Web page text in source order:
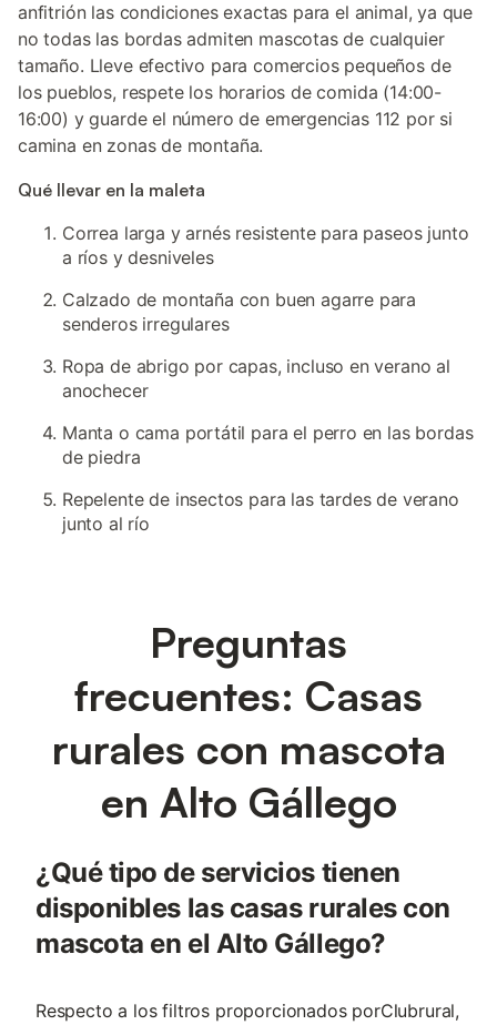
anfitrión las condiciones exactas para el animal, ya que
no todas las bordas admiten mascotas de cualquier
tamaño. Lleve efectivo para comercios pequeños de
los pueblos, respete los horarios de comida (14:00-
16:00) y guarde el número de emergencias 112 por si
camina en zonas de montaña.
Qué llevar en la maleta
Correa larga y arnés resistente para paseos junto
a ríos y desniveles
Calzado de montaña con buen agarre para
senderos irregulares
Ropa de abrigo por capas, incluso en verano al
anochecer
Manta o cama portátil para el perro en las bordas
de piedra
Repelente de insectos para las tardes de verano
junto al río
Preguntas
frecuentes: Casas
rurales con mascota
en Alto Gállego
¿Qué tipo de servicios tienen
disponibles las casas rurales con
mascota en el Alto Gállego?
Respecto a los filtros proporcionados porClubrural,